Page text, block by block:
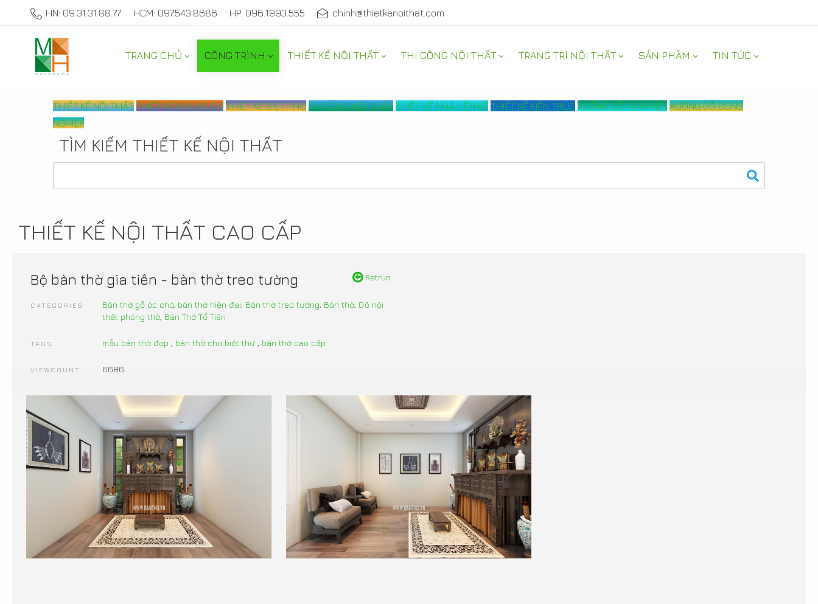
HN: 09.31.31.88.77 HCM: 097.543.8686 HP: 096.1993.555 chinh@thietkenoithat.com
TRANG CHỦ CÔNG TRÌNH THIẾT KẾ NỘI THẤT THI CÔNG NỘI THẤT TRANG TRÍ NỘI THẤT SẢN PHẦM TIN TỨC
THIẾT KẾ NỘI THẤT THIẾT KẾ CHUNG CƯ THIẾT KẾ BIỆT THỰ THI CÔNG NỘI THẤT THIẾT KẾ NHÀ LIỀN KỀ THIẾT KẾ KIẾN TRÚC XƯỞNG GỖ TỰ NHIÊN XƯỞNG GỖ CÔNG
NGHIỆP
TÌM KIẾM THIẾT KẾ NỘI THẤT
THIẾT KẾ NỘI THẤT CAO CẤP
Retrun
Bộ bàn thờ gia tiên - bàn thờ treo tường
CATEGORIES Bàn thờ gỗ óc chó, bàn thờ hiện đại, Bàn thờ treo tường, Bàn thờ,Đồ nội
thất phòng thờ, Bàn Thờ Tổ Tiên
TAGS mẫu bàn thờ đẹp , bàn thờ cho biệt thự , bàn thờ cao cấp
VIEWCOUNT 6686